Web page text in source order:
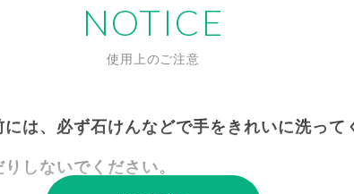
NOTICE
使用上のご注意
は、必ず石けんなどで手をきれいに洗って
しないでください。